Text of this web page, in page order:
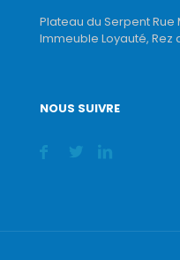
Plateau du Serpent
Immeuble Loyauté, Rez
NOUS SUIVRE